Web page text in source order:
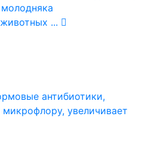
...
антибиотики,
увеличивает